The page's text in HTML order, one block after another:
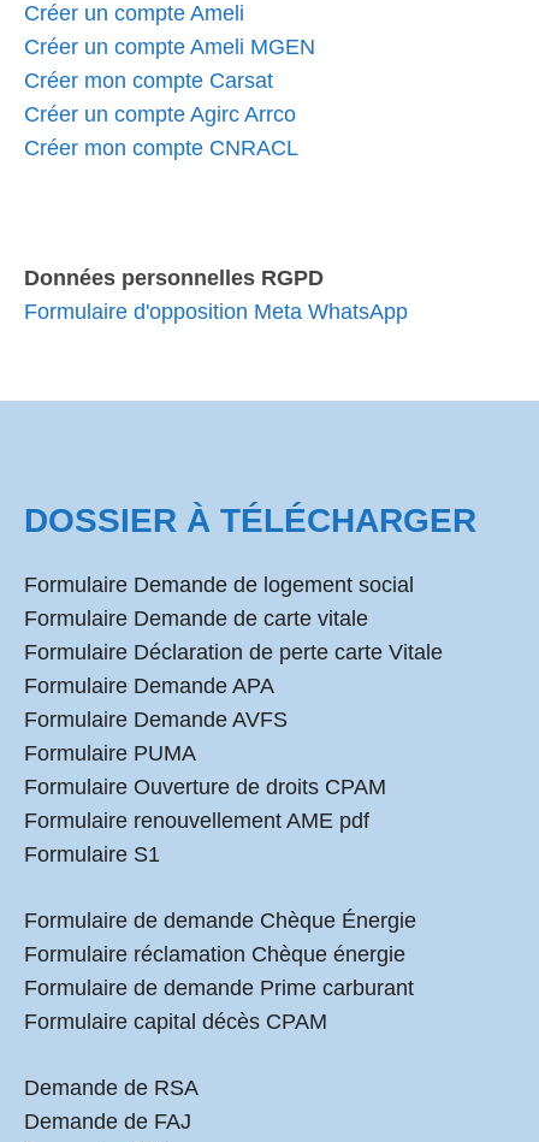
Créer un compte Ameli
Créer un compte Ameli MGEN
Créer mon compte Carsat
Créer un compte Agirc Arrco
Créer mon compte CNRACL
Données personnelles RGPD
Formulaire d'opposition Meta WhatsApp
DOSSIER À TÉLÉCHARGER
Formulaire Demande de logement social
Formulaire Demande de carte vitale
Formulaire Déclaration de perte carte Vitale
Formulaire Demande APA
Formulaire Demande AVFS
Formulaire PUMA
Formulaire Ouverture de droits CPAM
Formulaire renouvellement AME pdf
Formulaire S1
Formulaire de demande Chèque Énergie
Formulaire réclamation Chèque énergie
Formulaire de demande Prime carburant
Formulaire capital décès CPAM
Demande de RSA
Demande de FAJ